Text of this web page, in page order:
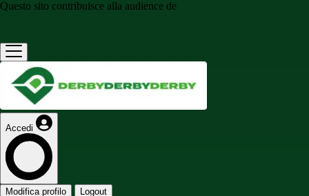
Questo sito contribuisce alla audience de
Accedi
Modifica profilo Logout